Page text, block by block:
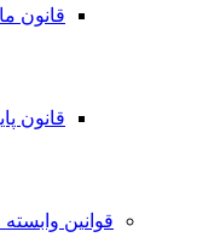
قانون
قانون
قوانین وابسته